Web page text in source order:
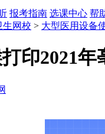
报考指南 选课中心 帮
生网校 > 大型医用设备
印2021